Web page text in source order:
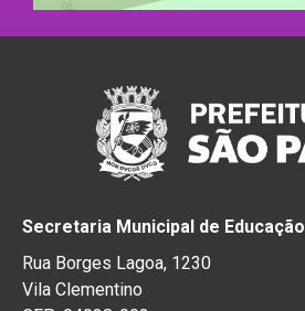
Secretaria Municipal de Educação
Rua Borges Lagoa, 1230
Vila Clementino